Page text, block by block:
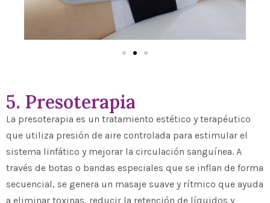
5. Presoterapia
La presoterapia es un tratamiento estético y terapéutico
que utiliza presión de aire controlada para estimular el
sistema linfático y mejorar la circulación sanguínea. A
través de botas o bandas especiales que se inflan de forma
secuencial, se genera un masaje suave y rítmico que ayuda
a eliminar toxinas, reducir la retención de líquidos y